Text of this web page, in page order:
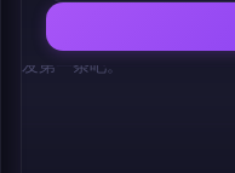
发第一条吧。